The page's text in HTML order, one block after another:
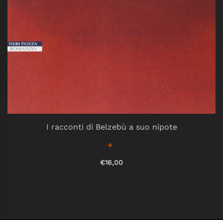
I racconti di Belzebù a suo nipote
€16,00